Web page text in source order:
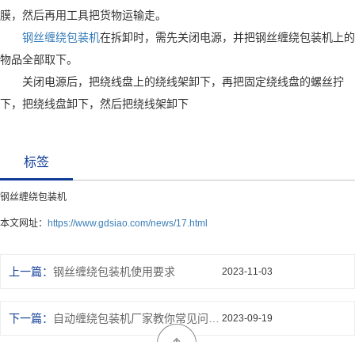
膜，然后再用工具把货物运输走。
钢丝缠绕包装机在拆卸时，需先关闭电源，并把钢丝缠绕包装机上的
物品全部取下。
关闭电源后，把绕线盘上的绕线架卸下，再把固定绕线盘的螺丝拧
下，把绕线盘卸下，然后把绕线架卸下
标签
钢丝缠绕包装机​
本文网址： https://www.gdsiao.com/news/17.html
上一篇： 钢丝缠绕包装机使用要求 2023-11-03
下一篇： 2023-09-19